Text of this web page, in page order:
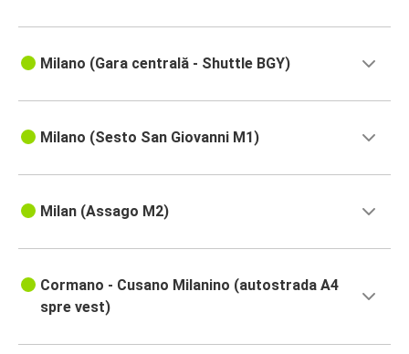
Milano (Gara centrală - Shuttle BGY)
Milano (Sesto San Giovanni M1)
Milan (Assago M2)
Cormano - Cusano Milanino (autostrada A4
spre vest)